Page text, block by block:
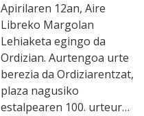
Apirilaren 12an, Aire
Libreko Margolan
Lehiaketa egingo da
Ordizian. Aurtengoa urte
berezia da Ordiziarentzat,
plaza nagusiko
estalpearen 100. urteur…